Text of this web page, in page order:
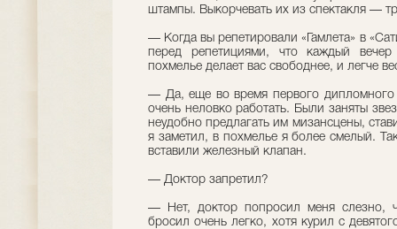
штампы. Выкорчевать их из спектакля —
— Когда вы репетировали «Гамлета» в
перед репетициями, что каждый
похмелье делает вас свободнее, и легче
— Да, еще во время первого дипломного
очень неловко работать. Были заняты
неудобно предлагать им мизансцены,
я заметил, в похмелье я более смелый.
вставили железный клапан.
— Доктор запретил?
— Нет, доктор попросил меня слезно,
бросил очень легко, хотя курил с